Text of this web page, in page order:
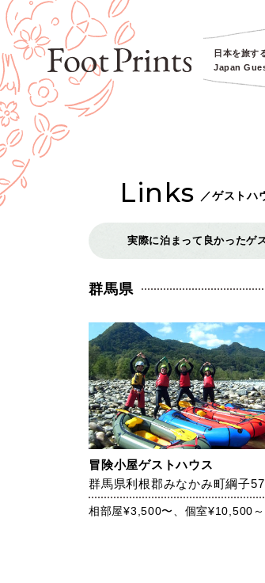
日本を旅す
Japan
Links ／ゲストハ
実際に泊まって良かったゲ
群馬県
冒険小屋ゲストハウス
群馬県利根郡みなかみ町綱子57
相部屋¥3,500〜、個室¥10,500～